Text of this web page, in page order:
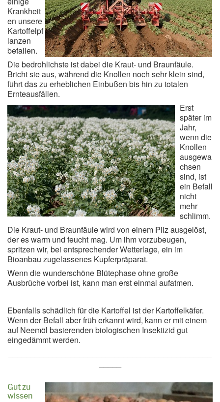
Krankheit
en unsere
Kartoffelpf
lanzen
befallen.
Die bedrohlichste ist dabei die Kraut- und Braunfäule.
Bricht sie aus, während die Knollen noch sehr klein sind,
führt das zu erheblichen Einbußen bis hin zu totalen
Ernteausfällen.
Erst
später im
Jahr,
wenn die
Knollen
ausgewa
chsen
sind, ist
ein Befall
nicht
mehr
schlimm.
Die Kraut- und Braunfäule wird von einem Pilz ausgelöst,
der es warm und feucht mag. Um ihm vorzubeugen,
spritzen wir, bei entsprechender Wetterlage, ein im
Bioanbau zugelassenes Kupferpräparat.
Wenn die wunderschöne Blütephase ohne große
Ausbrüche vorbei ist, kann man erst einmal aufatmen.
Ebenfalls schädlich für die Kartoffel ist der Kartoffelkäfer.
Wenn der Befall aber früh erkannt wird, kann er mit einem
auf Neemöl basierenden biologischen Insektizid gut
eingedämmt werden.
Gut zu
wissen